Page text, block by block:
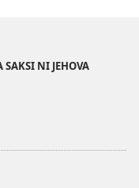
SAKSI NI JEHOVA